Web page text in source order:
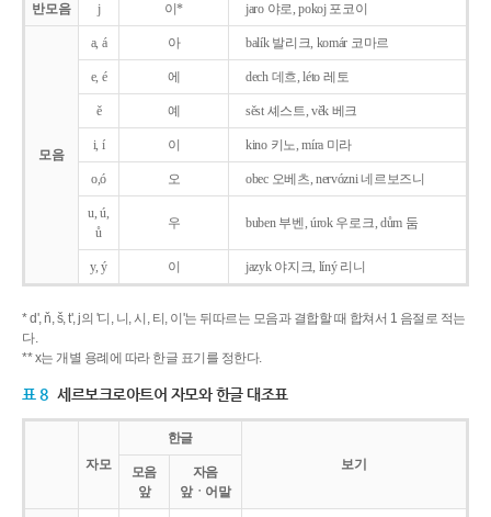
반모음 j 이* jaro 야로, pokoj 포코이
모음
a, á 아 balík 발리크, komár 코마르
e, é 에 dech 데흐, léto 레토
ě 예 sěst 셰스트, věk 베크
i, í 이 kino 키노, míra 미라
o,ó 오 obec 오베츠, nervózni 네르보즈니
u, ú,
ů
우 buben 부벤, úrok 우로크, dům 둠
y, ý 이 jazyk야지크, líný 리니
* d', ň, š, t', j의 '디, 니, 시, 티, 이'는 뒤따르는 모음과 결합할 때 합쳐서 1 음절로 적는
다.
** x는 개별 용례에 따라 한글 표기를 정한다.
표 8 세르보크로아트어 자모와 한글 대조표
자모
한글
보기
모음
앞
자음
앞ㆍ어말